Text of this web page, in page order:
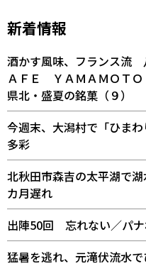
新着情報
酒かす風味、フランス
ＡＦＥ ＹＡＭＡＭＯＴ
県北・盛夏の銘菓（９）
今週末、大潟村で「ひま
多彩
北秋田市森吉の太平湖で
カ月遅れ
出陣50回 忘れない／パ
猛暑を逃れ、元滝伏流水